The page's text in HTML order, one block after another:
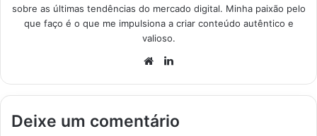
sobre as últimas tendências do mercado digital. Minha paixão pelo
que faço é o que me impulsiona a criar conteúdo autêntico e
valioso.
Website
Deixe um comentário